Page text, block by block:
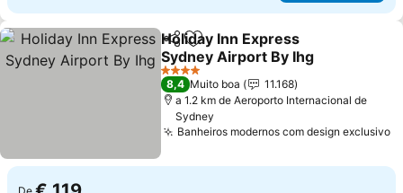
PartilharAdicionar aos favoritos
Holiday Inn Express
Sydney Airport By Ihg
4 Estrelas
8,4 Muito boa
11.168
a 1.2 km de Aeroporto Internacional de
Sydney
Banheiros modernos com design exclusivo
De